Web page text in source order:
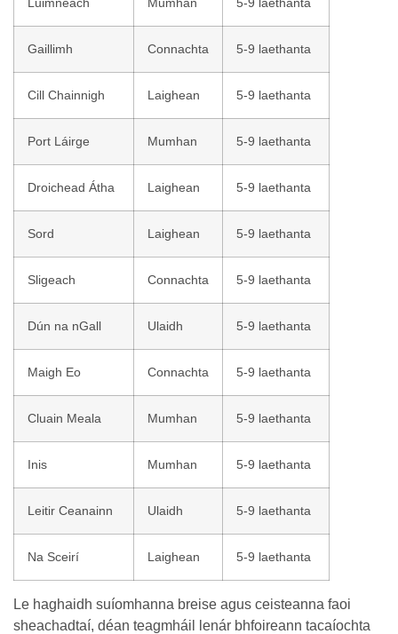
Gaillimh Connachta 5-9 laethanta
Cill Chainnigh Laighean 5-9 laethanta
Port Láirge Mumhan 5-9 laethanta
Droichead Átha Laighean 5-9 laethanta
Sord Laighean 5-9 laethanta
Sligeach Connachta 5-9 laethanta
Dún na nGall Ulaidh 5-9 laethanta
Maigh Eo Connachta 5-9 laethanta
Cluain Meala Mumhan 5-9 laethanta
Inis Mumhan 5-9 laethanta
Leitir Ceanainn Ulaidh 5-9 laethanta
Na Sceirí Laighean 5-9 laethanta
Le haghaidh suíomhanna breise agus ceisteanna faoi
sheachadtaí, déan teagmháil lenár bhfoireann tacaíochta